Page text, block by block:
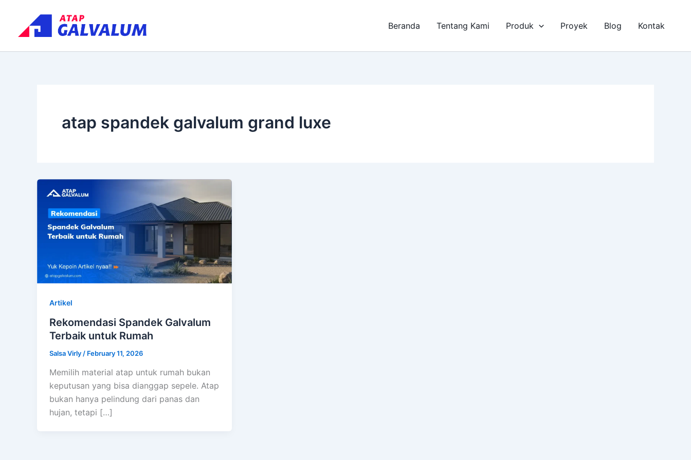
content
Beranda Tentang Kami Produk Proyek Blog Kontak
atap spandek galvalum grand luxe
Artikel
Rekomendasi Spandek Galvalum
Terbaik untuk Rumah
Salsa Virly / February 11, 2026
Memilih material atap untuk rumah bukan
keputusan yang bisa dianggap sepele. Atap
bukan hanya pelindung dari panas dan
hujan, tetapi […]